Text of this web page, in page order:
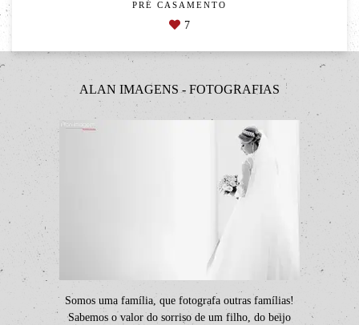
PRÉ CASAMENTO
7
ALAN IMAGENS - FOTOGRAFIAS
Somos uma família, que fotografa outras famílias!
Sabemos o valor do sorriso de um filho, do beijo